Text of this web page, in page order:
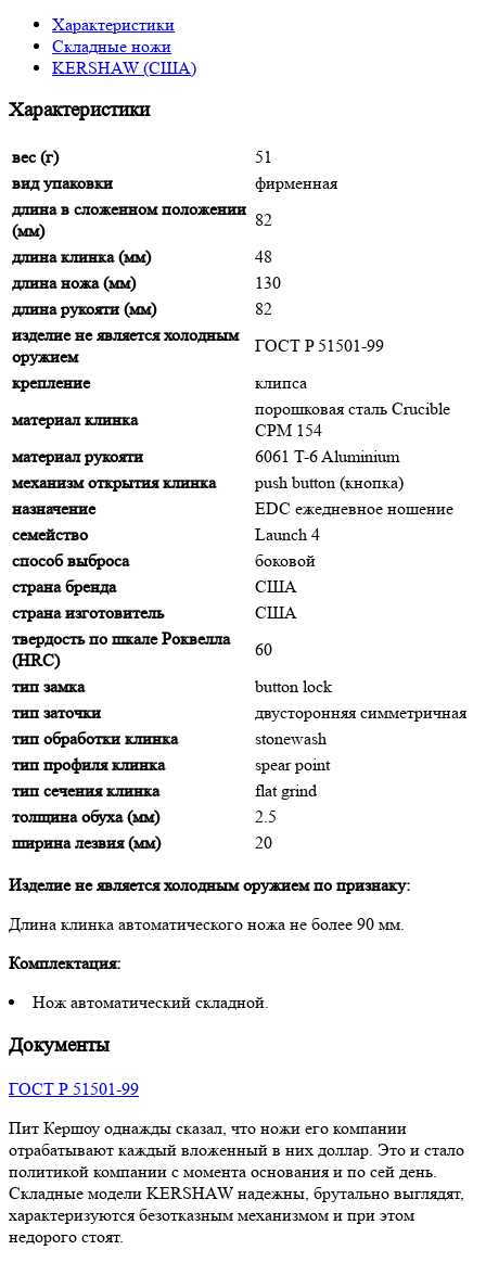
Характеристики
Складные ножи
KERSHAW (США)
Характеристики
вес (г)
51
вид упаковки
фирменная
длина в сложенном положении
(мм)
82
длина клинка (мм)
48
длина ножа (мм)
130
длина рукояти (мм)
82
изделие не является холодным
оружием
ГОСТ P 51501-99
крепление
клипса
материал клинка
порошковая сталь Crucible
CPM 154
материал рукояти
6061 T-6 Aluminium
механизм открытия клинка
push button (кнопка)
назначение
EDC ежедневное ношение
семейство
Launch 4
способ выброса
боковой
страна бренда
США
страна изготовитель
США
твердость по шкале Роквелла
(HRC)
60
тип замка
button lock
тип заточки
двусторонняя симметричная
тип обработки клинка
stonewash
тип профиля клинка
spear point
тип сечения клинка
flat grind
толщина обуха (мм)
2.5
ширина лезвия (мм)
20
Изделие не является холодным оружием по признаку:
Длина клинка автоматического ножа не более 90 мм.
Комплектация:
Нож автоматический складной.
Документы
ГОСТ Р 51501-99
Пит Кершоу однажды сказал, что ножи его компании
отрабатывают каждый вложенный в них доллар. Это и стало
политикой компании с момента основания и по сей день.
Складные модели KERSHAW надежны, брутально выглядят,
характеризуются безотказным механизмом и при этом
недорого стоят.